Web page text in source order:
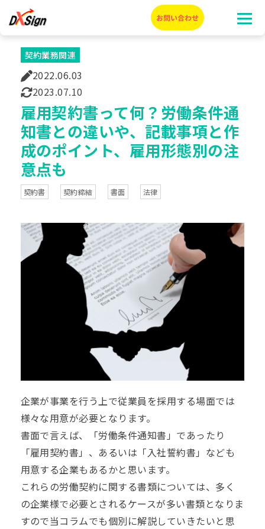
契約業務関連
2022.06.03
2023.07.10
雇用契約書って何？労働条件通
知書との違いや、記載事項と作
成のポイント、雇用形態別の注
意点も
契約書 契約締結 書面 法律
企業が事業を行う上で従業員を採用する場面では
様々な用意が必要となります。
書面で言えば、
「労働条件通知書」 であったり
「雇用契約書」、あるいは「入社誓約書」なども
用意する企業もあるかと思います。
これらの労働契約に関する書類については、多く
の企業様で必要とされるケースが多い書類となりま
すので当コラムでも個別に解説していきたいと思